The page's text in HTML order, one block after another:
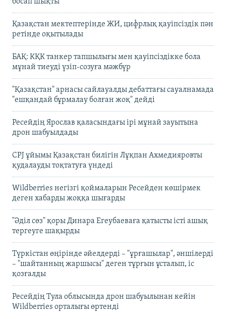
Қазақстан мектептерінде ЖИ, цифрлық қауіпсіздік пән
ретінде оқытылады
БАҚ: КҚК танкер тапшылығы мен қауіпсіздікке бола
мұнай тиеуді үзіп-созуға мәжбүр
"Қазақстан" арнасы сайлауалды дебаттағы сауалнамада
"ешқандай бұрмалау болған жоқ" дейді
Ресейдің Ярослав қаласындағы ірі мұнай зауытына
дрон шабуылдады
CPJ ұйымы Қазақстан билігін Лұқпан Ахмедияровты
қудалауды тоқтатуға үндеді
Wildberries негізгі қоймаларын Ресейден көшірмек
деген хабарды жоққа шығарды
"Әділ сөз" қоры Динара Егеубаеваға қатысты істі ашық
тергеуге шақырды
Түркістан өңірінде әйелдерді – "ұрғашылар", әншілерді
– "шайтанның жаршысы" деген тұрғын ұсталып, іс
қозғалды
Ресейдің Тула облысында дрон шабуылынан кейін
Wildberries орталығы өртенді